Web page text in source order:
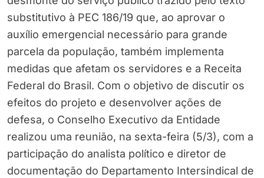
substitutivo à PEC 186/19 que, ao aprovar o
auxílio emergencial necessário para grande
parcela da população, também implementa
medidas que afetam os servidores e a Receita
Federal do Brasil. Com o objetivo de discutir os
efeitos do projeto e desenvolver ações de
defesa, o Conselho Executivo da Entidade
realizou uma reunião, na sexta-feira (5/3), com a
participação do analista político e diretor de
documentação do Departamento Intersindical de